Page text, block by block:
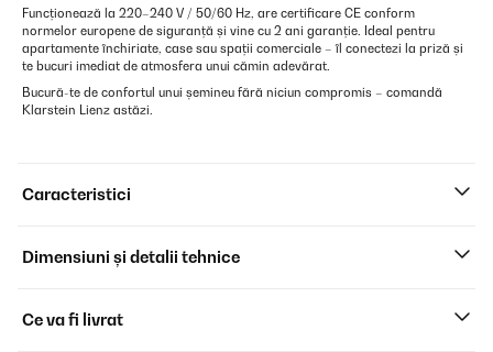
Funcționează la 220–240 V / 50/60 Hz, are certificare CE conform
normelor europene de siguranță și vine cu 2 ani garanție. Ideal pentru
apartamente închiriate, case sau spații comerciale – îl conectezi la priză și
te bucuri imediat de atmosfera unui cămin adevărat.
Bucură-te de confortul unui șemineu fără niciun compromis – comandă
Klarstein Lienz astăzi.
Caracteristici
Dimensiuni și detalii tehnice
Ce va fi livrat